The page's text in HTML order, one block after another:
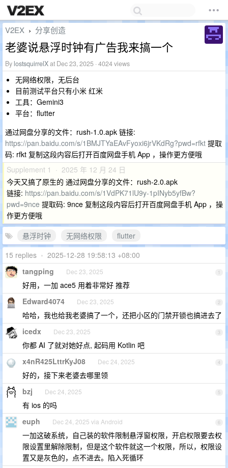
V2EX › 分享创造
老婆说悬浮时钟有广告我来搞一个
By lostsquirrelXat Dec 23, 2025 · 4024 views
无网络权限，无后台
目前测试平台只有小米 红米
工具：Gemini3
平台：flutter
通过网盘分享的文件：rush-1.0.apk 链接:
https://pan.baidu.com/s/1BMJTYaEAvFyoxi6jrVKdRg?pwd=rfkt 提取
码: rfkt 复制这段内容后打开百度网盘手机 App ，操作更方便哦
Supplement 1 · 2025 年 12 月 24 日
今天又搞了原生的 通过网盘分享的文件：rush-2.0.apk
链接: https://pan.baidu.com/s/1VdPK71lU9y-1pINyb5yfBw?
pwd=9nce 提取码: 9nce 复制这段内容后打开百度网盘手机 App ，操
作更方便哦
悬浮时钟
无网络权限
flutter
15 replies • 2025-12-28 19:58:13 +08:00
1
tangping Dec 23, 2025
好用，一加 ace5 用着非常好 推荐
2
Edward4074 Dec 23, 2025
哈哈，我也给我老婆搞了一个，还把小区的门禁开锁也搞进去了
3
icedx Dec 23, 2025
你都 AI 了就对她好点, 起码用 Kotlin 吧
4
x4nR425LttrKyJ08 Dec 24, 2025
好的，接下来老婆去哪里领
5
bzj Dec 24, 2025
有 ios 的吗
6
euph Dec 24, 2025 via Android
一加这破系统，自己装的软件限制悬浮窗权限，开启权限要去权
限设置里解除限制，但是这个软件就这一个权限，所以，权限设
置又是灰色的，点不进去。陷入死循环